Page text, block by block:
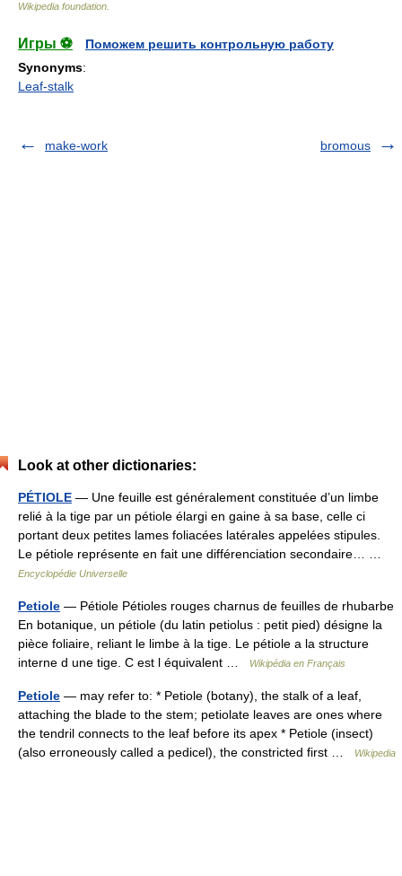
Wikipedia foundation
Игры ⚽
Поможем решить контрольную работу
Synonyms:
Leaf-stalk
make-work bromous
Look at other dictionaries:
PÉTIOLE — Une feuille est généralement constituée d’un limbe
relié à la tige par un pétiole élargi en gaine à sa base, celle ci
portant deux petites lames foliacées latérales appelées stipules.
Le pétiole représente en fait une différenciation secondaire… …
Encyclopédie Universelle
Petiole — Pétiole Pétioles rouges charnus de feuilles de rhubarbe
En botanique, un pétiole (du latin petiolus : petit pied) désigne la
pièce foliaire, reliant le limbe à la tige. Le pétiole a la structure
interne d une tige. C est l équivalent …
Wikipédia en Français
Petiole — may refer to: * Petiole (botany), the stalk of a leaf,
attaching the blade to the stem; petiolate leaves are ones where
the tendril connects to the leaf before its apex * Petiole (insect)
(also erroneously called a pedicel), the constricted first …
Wikipedia